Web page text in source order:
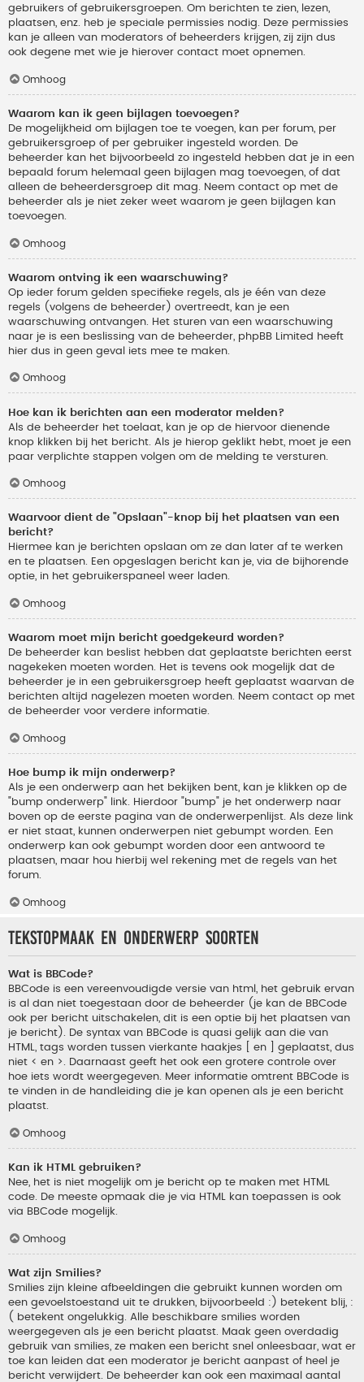
gebruikers of gebruikersgroepen. Om berichten te zien, lezen,
plaatsen, enz. heb je speciale permissies nodig. Deze permissies
kan je alleen van moderators of beheerders krijgen, zij zijn dus
ook degene met wie je hierover contact moet opnemen.
Omhoog
Waarom kan ik geen bijlagen toevoegen?
De mogelijkheid om bijlagen toe te voegen, kan per forum, per
gebruikersgroep of per gebruiker ingesteld worden. De
beheerder kan het bijvoorbeeld zo ingesteld hebben dat je in een
bepaald forum helemaal geen bijlagen mag toevoegen, of dat
alleen de beheerdersgroep dit mag. Neem contact op met de
beheerder als je niet zeker weet waarom je geen bijlagen kan
toevoegen.
Omhoog
Waarom ontving ik een waarschuwing?
Op ieder forum gelden specifieke regels, als je één van deze
regels (volgens de beheerder) overtreedt, kan je een
waarschuwing ontvangen. Het sturen van een waarschuwing
naar je is een beslissing van de beheerder, phpBB Limited heeft
hier dus in geen geval iets mee te maken.
Omhoog
Hoe kan ik berichten aan een moderator melden?
Als de beheerder het toelaat, kan je op de hiervoor dienende
knop klikken bij het bericht. Als je hierop geklikt hebt, moet je een
paar verplichte stappen volgen om de melding te versturen.
Omhoog
Waarvoor dient de "Opslaan"-knop bij het plaatsen van een
bericht?
Hiermee kan je berichten opslaan om ze dan later af te werken
en te plaatsen. Een opgeslagen bericht kan je, via de bijhorende
optie, in het gebruikerspaneel weer laden.
Omhoog
Waarom moet mijn bericht goedgekeurd worden?
De beheerder kan beslist hebben dat geplaatste berichten eerst
nagekeken moeten worden. Het is tevens ook mogelijk dat de
beheerder je in een gebruikersgroep heeft geplaatst waarvan de
berichten altijd nagelezen moeten worden. Neem contact op met
de beheerder voor verdere informatie.
Omhoog
Hoe bump ik mijn onderwerp?
Als je een onderwerp aan het bekijken bent, kan je klikken op de
"bump onderwerp" link. Hierdoor "bump" je het onderwerp naar
boven op de eerste pagina van de onderwerpenlijst. Als deze link
er niet staat, kunnen onderwerpen niet gebumpt worden. Een
onderwerp kan ook gebumpt worden door een antwoord te
plaatsen, maar hou hierbij wel rekening met de regels van het
forum.
Omhoog
Tekstopmaak en onderwerp soorten
Wat is BBCode?
BBCode is een vereenvoudigde versie van html, het gebruik ervan
is al dan niet toegestaan door de beheerder (je kan de BBCode
ook per bericht uitschakelen, dit is een optie bij het plaatsen van
je bericht). De syntax van BBCode is quasi gelijk aan die van
HTML, tags worden tussen vierkante haakjes [ en ] geplaatst, dus
niet < en >. Daarnaast geeft het ook een grotere controle over
hoe iets wordt weergegeven. Meer informatie omtrent BBCode is
te vinden in de handleiding die je kan openen als je een bericht
plaatst.
Omhoog
Kan ik HTML gebruiken?
Nee, het is niet mogelijk om je bericht op te maken met HTML
code. De meeste opmaak die je via HTML kan toepassen is ook
via BBCode mogelijk.
Omhoog
Wat zijn Smilies?
Smilies zijn kleine afbeeldingen die gebruikt kunnen worden om
een gevoelstoestand uit te drukken, bijvoorbeeld :) betekent blij, :
( betekent ongelukkig. Alle beschikbare smilies worden
weergegeven als je een bericht plaatst. Maak geen overdadig
gebruik van smilies, ze maken een bericht snel onleesbaar, wat er
toe kan leiden dat een moderator je bericht aanpast of heel je
bericht verwijdert. De beheerder kan ook een maximaal aantal